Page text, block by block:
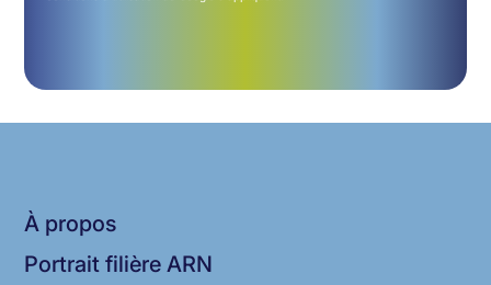
À propos
Portrait filière ARN